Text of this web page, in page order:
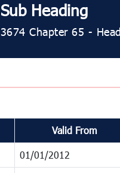
Sub Heading
3674 Chapter 65 -
Valid From
01/01/2012